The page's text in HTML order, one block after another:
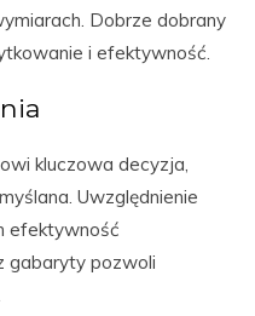
Dobrze dobrany
i efektywność.
kluczowa decyzja,
Uwzględnienie
efektywność
gabaryty pozwoli